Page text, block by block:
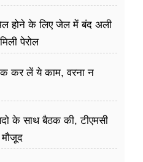
होने के लिए जेल में बंद अली
पेरोल
कर लें ये काम, वरना न
के साथ बैठक की, टीएमसी